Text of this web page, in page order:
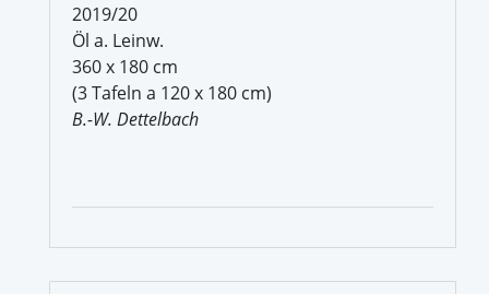
2019/20
Öl a. Leinw.
360 x 180 cm
(3 Tafeln a 120 x 180 cm)
B.-W. Dettelbach